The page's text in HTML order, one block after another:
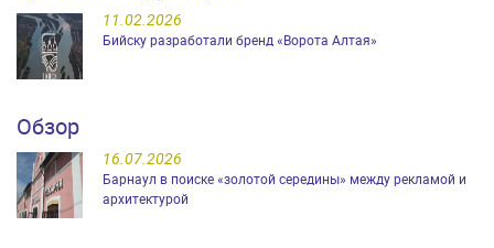
11.02.2026
Бийску разработали бренд «Ворота Алтая»
Обзор
16.07.2026
Барнаул в поиске «золотой середины» между рекламой и
архитектурой